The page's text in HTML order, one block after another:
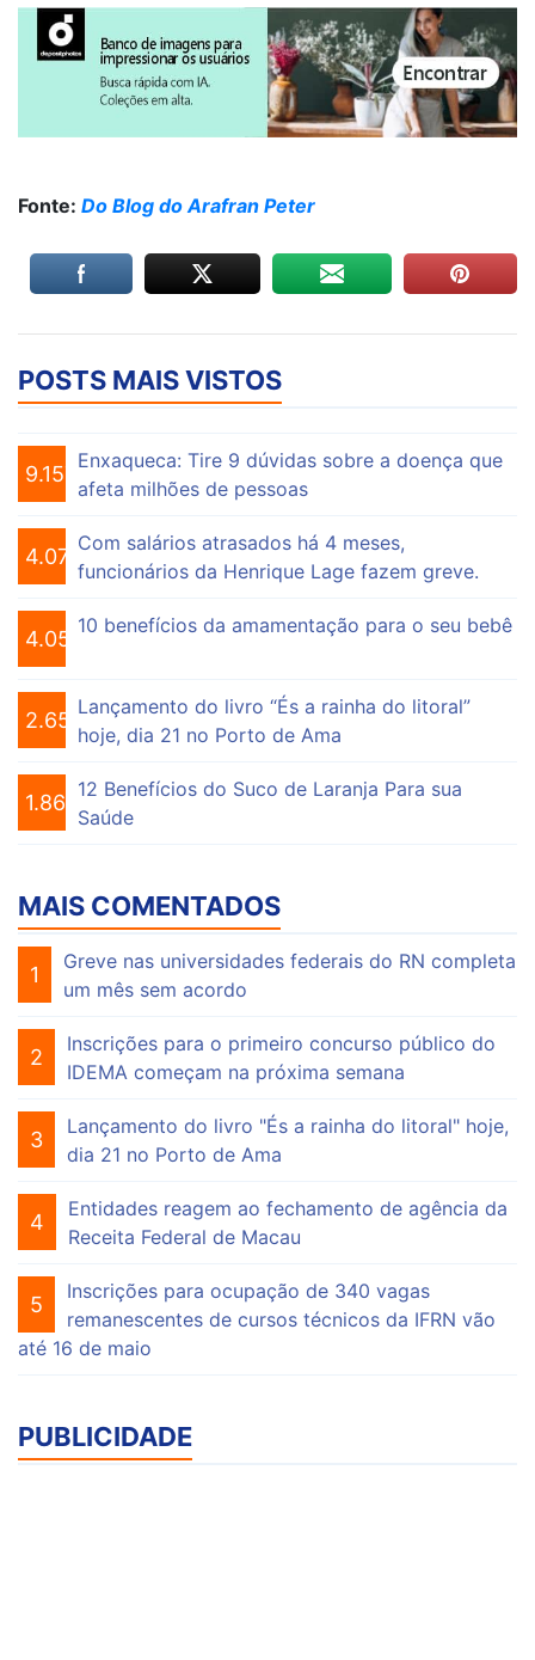
Fonte: Do Blog do Arafran Peter
POSTS MAIS VISTOS
9.157
Enxaqueca: Tire 9 dúvidas sobre a doença que
afeta milhões de pessoas
4.076
Com salários atrasados há 4 meses,
funcionários da Henrique Lage fazem greve.
4.056
10 benefícios da amamentação para o seu bebê
2.656
Lançamento do livro “És a rainha do litoral”
hoje, dia 21 no Porto de Ama
1.864
12 Benefícios do Suco de Laranja Para sua
Saúde
MAIS COMENTADOS
1
Greve nas universidades federais do RN completa
um mês sem acordo
2
Inscrições para o primeiro concurso público do
IDEMA começam na próxima semana
3
Lançamento do livro "És a rainha do litoral" hoje,
dia 21 no Porto de Ama
4
Entidades reagem ao fechamento de agência da
Receita Federal de Macau
5
Inscrições para ocupação de 340 vagas
remanescentes de cursos técnicos da IFRN vão
até 16 de maio
PUBLICIDADE